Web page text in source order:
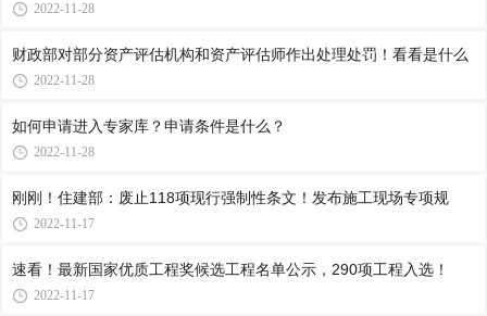
2022-11-28
财政部对部分资产评估机构和资产评估师作出处理处罚！看看是什么
2022-11-28
如何申请进入专家库？申请条件是什么？
2022-11-28
刚刚！住建部：废止118项现行强制性条文！发布施工现场专项规
2022-11-17
速看！最新国家优质工程奖候选工程名单公示，290项工程入选！
2022-11-17